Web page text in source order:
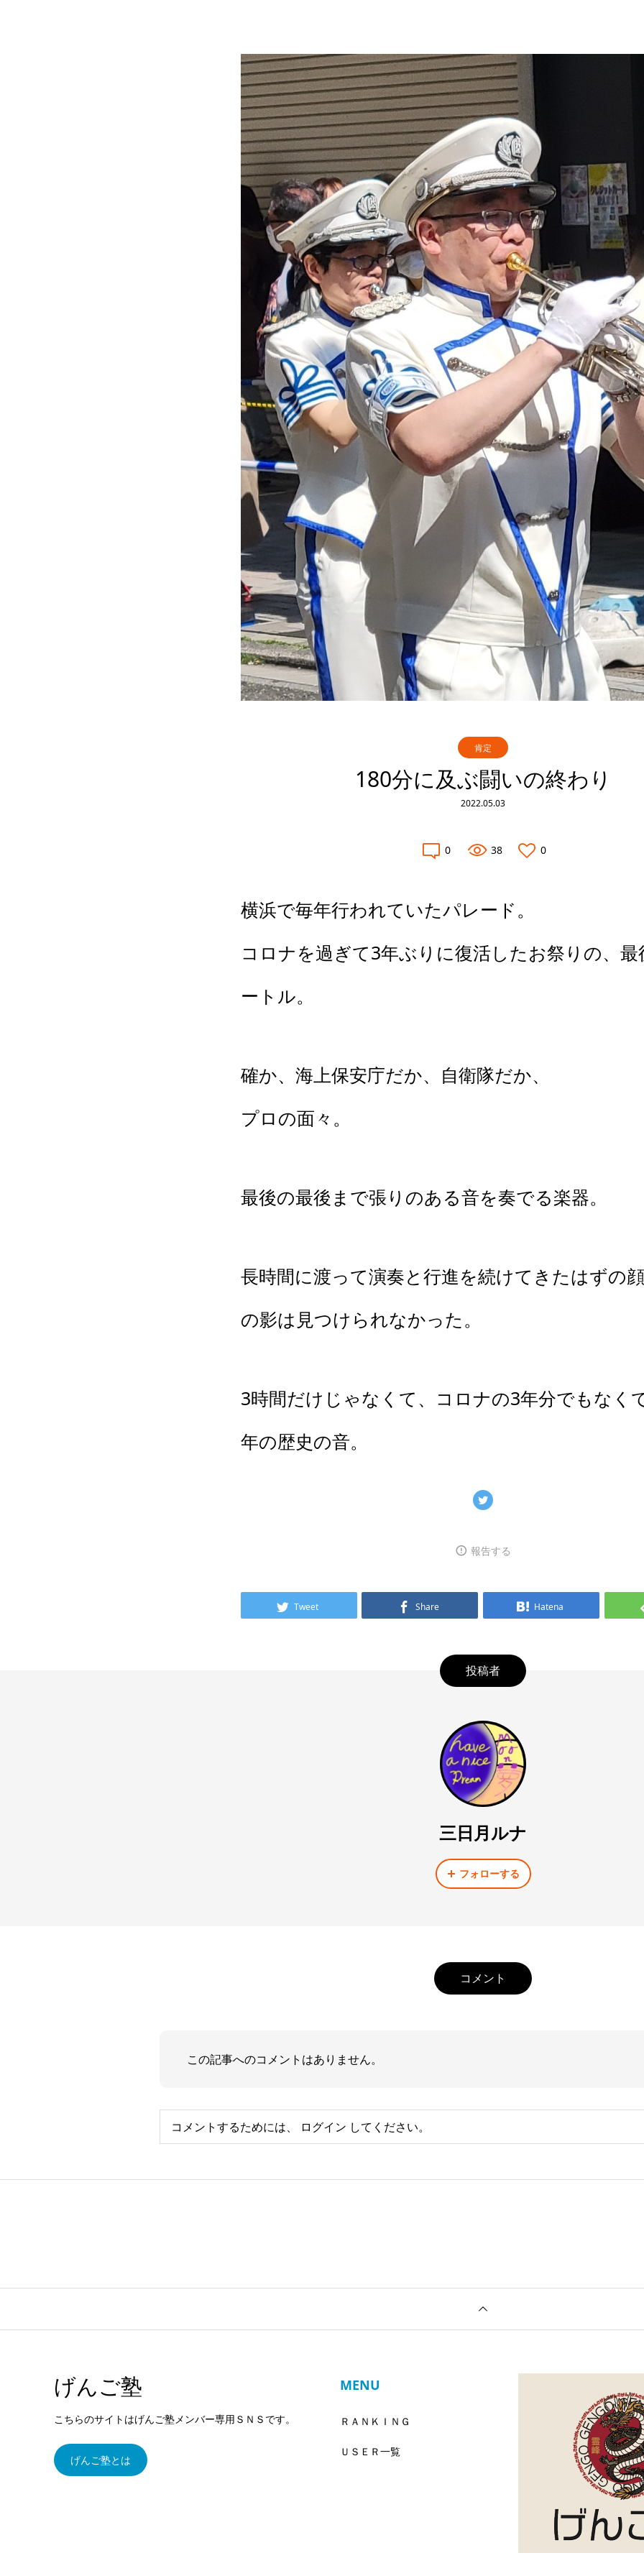
肯定
180分に及ぶ闘いの終わり
2022.05.03
0 38 0
横浜で毎年行われていたパレード。
コロナを過ぎて3年ぶりに復活したお祭りの、
ートル。
確か、海上保安庁だか、自衛隊だか、
プロの面々。
最後の最後まで張りのある音を奏でる楽器。
長時間に渡って演奏と行進を続けてきたはずの
の影は見つけられなかった。
3時間だけじゃなくて、コロナの3年分でもなく
年の歴史の音。
報告する
Tweet Share Hatena
投稿者
三日月ルナ
フォローする
コメント
この記事へのコメントはありません。
コメントするためには、 ログイン してください。
げんご塾
こちらのサイトはげんご塾メンバー専用ＳＮＳです。
げんご塾とは
MENU
ＲＡＮＫＩＮＧ
ＵＳＥＲ一覧